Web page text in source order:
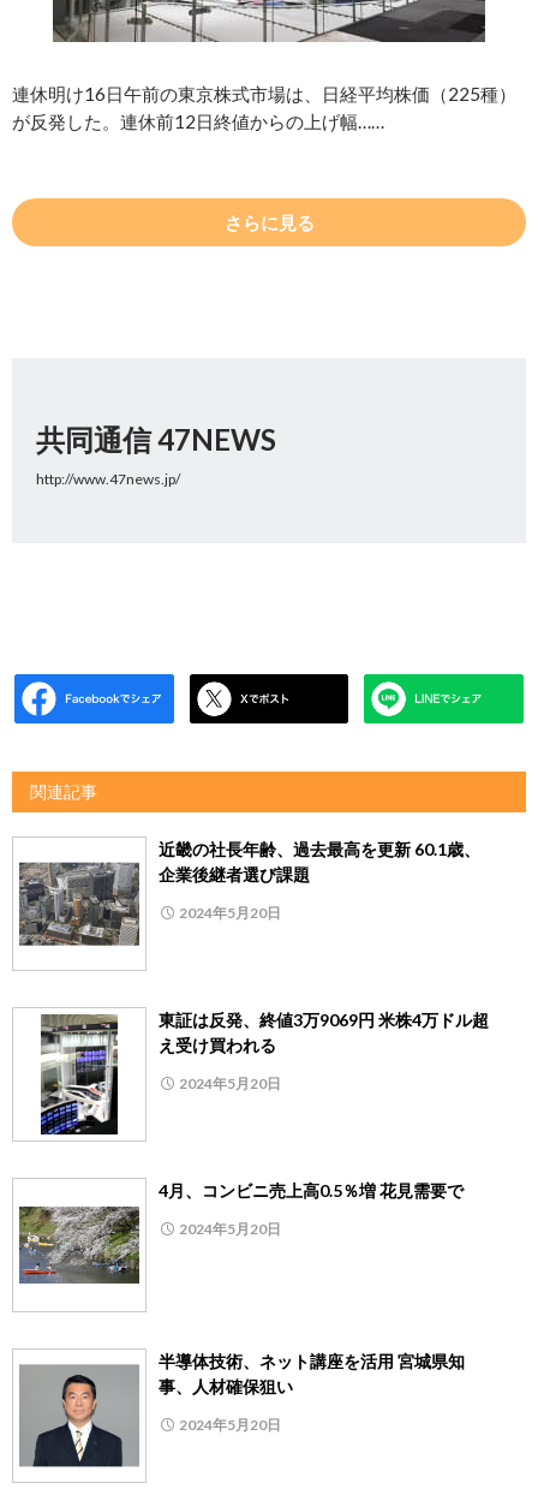
連休明け16日午前の東京株式市場は、日経平均株価（225種）
が反発した。連休前12日終値からの上げ幅……
さらに見る
共同通信 47NEWS
http://www.47news.jp/
関連記事
近畿の社長年齢、過去最高を更新 60.1歳、
企業後継者選び課題
2024年5月20日
東証は反発、終値3万9069円 米株4万ドル超
え受け買われる
2024年5月20日
4月、コンビニ売上高0.5％増 花見需要で
2024年5月20日
半導体技術、ネット講座を活用 宮城県知
事、人材確保狙い
2024年5月20日